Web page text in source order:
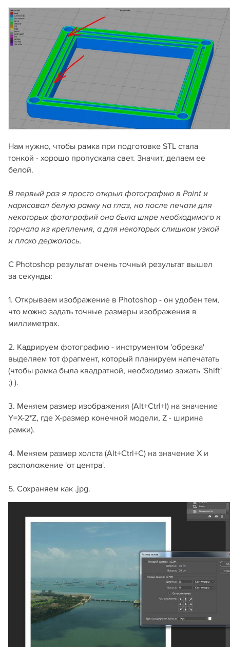
Нам нужно, чтобы рамка при подготовке STL стала
тонкой - хорошо пропускала свет. Значит, делаем ее
белой.
В первый раз я просто открыл фотографию в Paint и
нарисовал белую рамку на глаз, но после печати для
некоторых фотографий она была шире необходимого и
торчала из крепления, а для некоторых слишком узкой
и плохо держалась.
С Photoshop результат очень точный результат вышел
за секунды:
1. Открываем изображение в Photoshop - он удобен тем,
что можно задать точные размеры изображения в
миллиметрах.
2. Кадрируем фотографию - инструментом 'обрезка'
выделяем тот фрагмент, который планируем напечатать
(чтобы рамка была квадратной, необходимо зажать 'Shift'
;) ).
3. Меняем размер изображения (Alt+Ctrl+I) на значение
Y=X-2*Z, где X-размер конечной модели, Z - ширина
рамки).
4. Меняем размер холста (Alt+Ctrl+C) на значение X и
расположение 'от центра'.
5. Сохраняем как .jpg.